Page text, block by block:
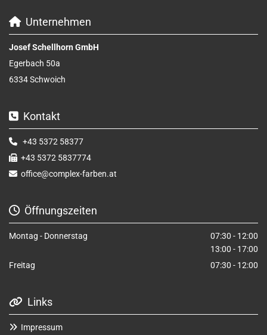
 Unternehmen
Josef Schellhorn GmbH
Egerbach 50a
6334 Schwoich
 Kontakt
 +43 5372 58377
 +43 5372 5837774
 office@complex-farben.at
Öffnungszeiten
Montag - Donnerstag
07:30 - 12:00
13:00 - 17:00
Freitag
07:30 - 12:00
 Links
 Impressum